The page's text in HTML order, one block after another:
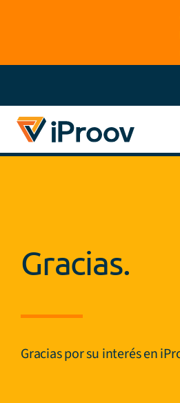
Gracias.
Gracias por su interés en